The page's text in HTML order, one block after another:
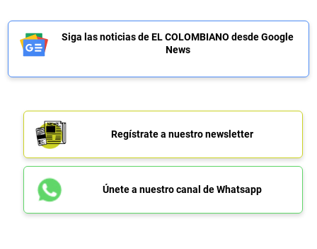
Siga las noticias de EL COLOMBIANO desde Google
News
Regístrate a nuestro newsletter
Únete a nuestro canal de Whatsapp